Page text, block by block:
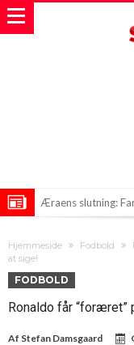
Æraens slutning:
Hjemmeside Fodbold
at sige!
FODBOLD
Ronaldo får “foræret”
Af Stefan Damsgaard